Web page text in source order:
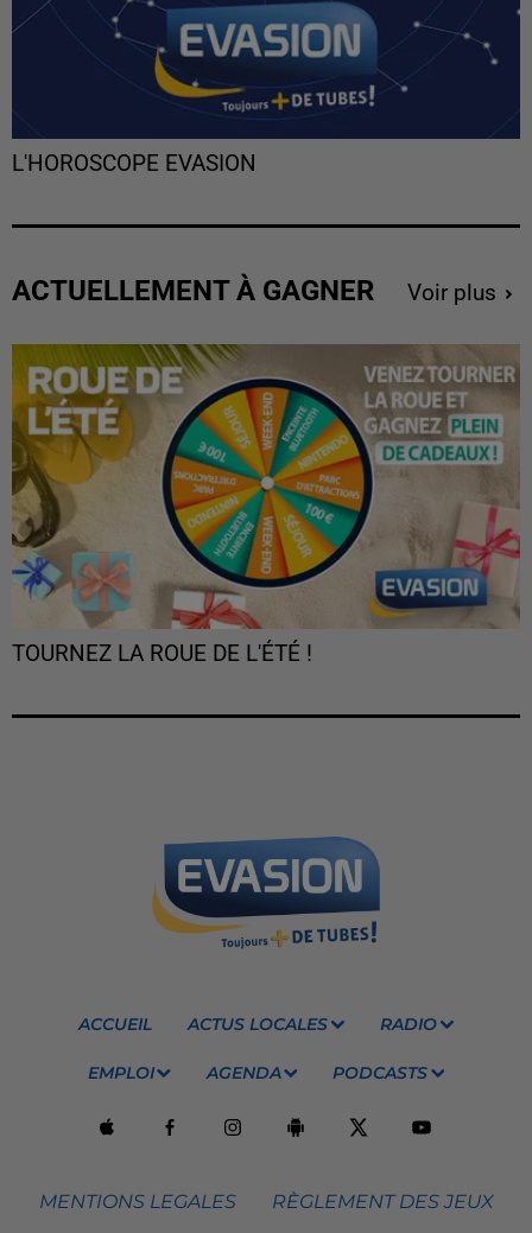
L'HOROSCOPE EVASION
ACTUELLEMENT À GAGNER Voir plus
TOURNEZ LA ROUE DE L'ÉTÉ !
ACCUEIL ACTUS LOCALES RADIO
EMPLOI AGENDA PODCASTS
MENTIONS LEGALES RÈGLEMENT DES JEUX